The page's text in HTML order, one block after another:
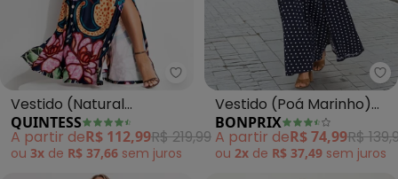
Quintess - Vestido (Natural
Vestido (Natural
Tropical) em Malha Fria
QUINTESS
A partir deR$ 112,99R$ 219,99
ou 3x de R$ 37,66 sem juros
Vestido (Poá Marinho)
em Malha Fria
BONPRIX
A partir deR$ 74,99R$
ou 2x de R$ 37,49 sem juros